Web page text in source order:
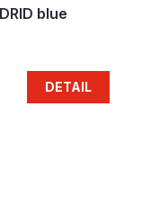
blue
DETAIL